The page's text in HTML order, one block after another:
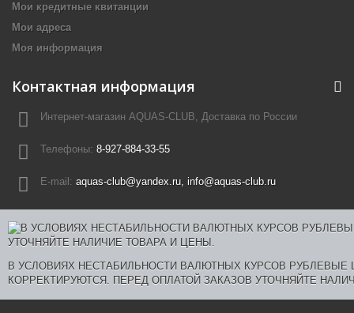
Мои кредитные квитанции
Мои адреса
Моя информация
Контактная информация
Интернет-магазин AQUAS-CLUB, Доставка по России
Телефоны: 8-927-884-33-55
E-mail: aquas-club@yandex.ru, info@aquas-club.ru
В УСЛОВИЯХ НЕСТАБИЛЬНОСТИ ВАЛЮТНЫХ КУРСОВ
КОРРЕКТИРУЮТСЯ. ПЕРЕД ОПЛАТОЙ ЗАКАЗОВ УТОЧНЯЙТЕ